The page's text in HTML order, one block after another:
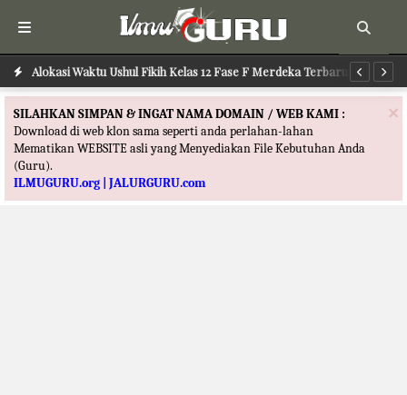
Alokasi Waktu Ushul Fikih Kelas 12 Fase F Merdeka Terbaru
Alokasi Waktu Ilmu Tafsir Kelas 12 Fase F Merdeka Terbaru
×
SILAHKAN SIMPAN & INGAT NAMA DOMAIN / WEB KAMI :
Download di web klon sama seperti anda perlahan-lahan
Mematikan WEBSITE asli yang Menyediakan File Kebutuhan Anda
(Guru).
ILMUGURU.org | JALURGURU.com